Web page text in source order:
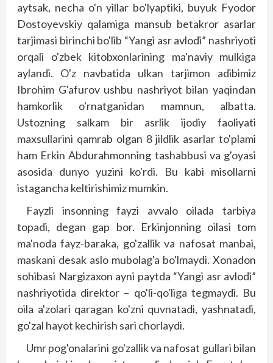
aytsak, necha o'n yillar bo'lyaptiki, buyuk Fyodor
Dostoyevskiy qalamiga mansub betakror asarlar
tarjimasi birinchi bo'lib “Yangi asr avlodi” nashriyoti
orqali o'zbek kitobxonlarining ma'naviy mulkiga
aylandi. O'z navbatida ulkan tarjimon adibimiz
Ibrohim G'afurov ushbu nashriyot bilan yaqindan
hamkorlik o'rnatganidan mamnun, albatta.
Ustozning salkam bir asrlik ijodiy faoliyati
maxsullarini qamrab olgan 8 jildlik asarlar to'plami
ham Erkin Abdurahmonning tashabbusi va g'oyasi
asosida dunyo yuzini ko'rdi. Bu kabi misollarni
istagancha keltirishimiz mumkin.
Fayzli insonning fayzi avvalo oilada tarbiya
topadi, degan gap bor. Erkinjonning oilasi tom
ma'noda fayz-baraka, go'zallik va nafosat manbai,
maskani desak aslo mubolag'a bo'lmaydi. Xonadon
sohibasi Nargizaxon ayni paytda “Yangi asr avlodi”
nashriyotida direktor – qo'li-qo'liga tegmaydi. Bu
oila a'zolari qaragan ko'zni quvnatadi, yashnatadi,
go'zal hayot kechirish sari chorlaydi.
Umr pog'onalarini go'zallik va nafosat gullari bilan